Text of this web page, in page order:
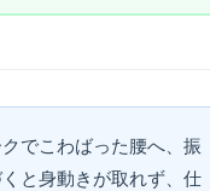
でこわばった腰へ、振
と身動きが取れず、仕